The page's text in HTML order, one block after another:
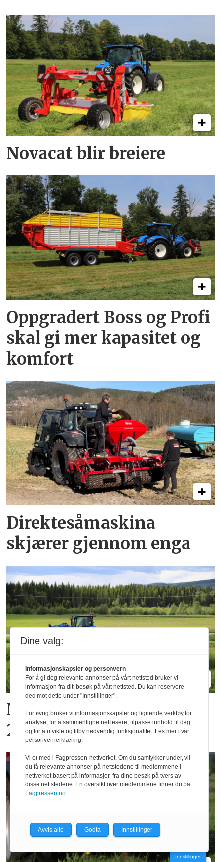
Novacat blir breiere
Oppgradert Boss og Profi
skal gi mer kapasitet og
komfort
Direkte­så­maskina
skjærer gjennom enga
New Holland dobler i
2026
Innstillinger
Dine valg:
Informasjonskapsler og personvern
For å gi deg relevante annonser på vårt nettsted bruker vi
informasjon fra ditt besøk på vårt nettsted. Du kan reservere
deg mot dette under "Innstillinger".
For øvrig bruker vi informasjonskapsler og lignende verktøy for
analyse, for å sammenligne nettlesere, tilpasse innhold til deg
og for å utvikle og tilby nødvendig funksjonalitet. Les mer i vår
personvernerklæring.
Vi er med i Fagpressen-nettverket. Om du samtykker under, vil
du få relevante annonser på nettstedene til medlemmene i
nettverket basert på informasjon fra dine besøk på tvers av
disse nettstedene. En oversikt over medlemmene finner du på
Fagpressen.no.
Avvis alle Godta Innstillinger